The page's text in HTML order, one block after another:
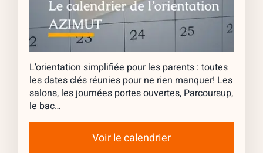
L’orientation simplifiée pour les parents : toutes
les dates clés réunies pour ne rien manquer! Les
salons, les journées portes ouvertes, Parcoursup,
le bac…
Voir le calendrier